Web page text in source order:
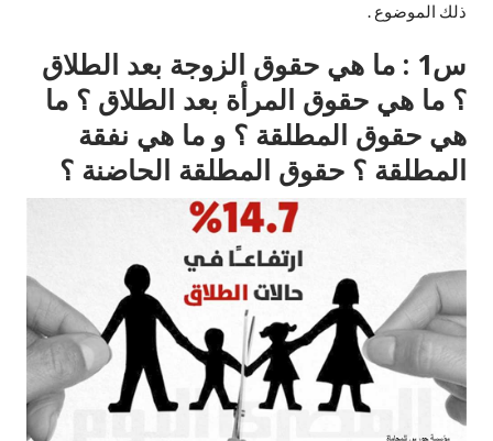
ذلك الموضوع .
س1 : ما هي حقوق الزوجة بعد الطلاق
؟ ما هي حقوق المرأة بعد الطلاق ؟ ما
هي حقوق المطلقة ؟ و ما هي نفقة
المطلقة ؟ حقوق المطلقة الحاضنة ؟